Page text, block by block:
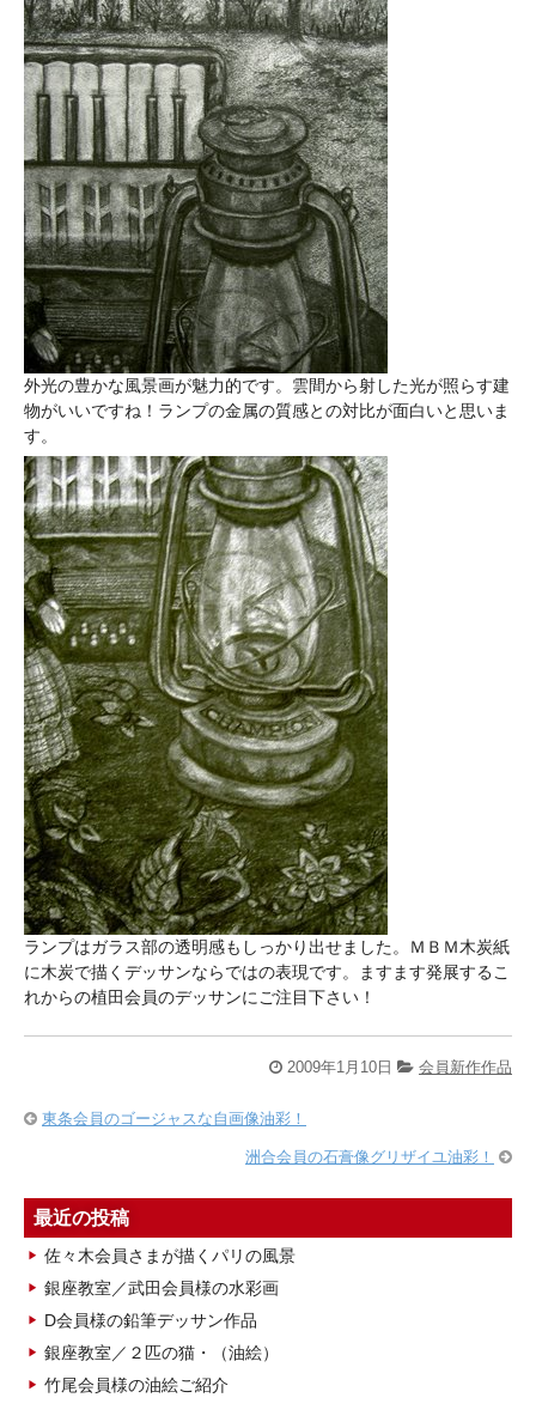
外光の豊かな風景画が魅力的です。雲間から射した光が照らす建
物がいいですね！ランプの金属の質感との対比が面白いと思いま
す。
ランプはガラス部の透明感もしっかり出せました。ＭＢＭ木炭紙
に木炭で描くデッサンならではの表現です。ますます発展するこ
れからの植田会員のデッサンにご注目下さい！
2009年1月10日 会員新作作品
東条会員のゴージャスな自画像油彩！
洲合会員の石膏像グリザイユ油彩！
最近の投稿
佐々木会員さまが描くパリの風景
銀座教室／武田会員様の水彩画
D会員様の鉛筆デッサン作品
銀座教室／２匹の猫・（油絵）
竹尾会員様の油絵ご紹介